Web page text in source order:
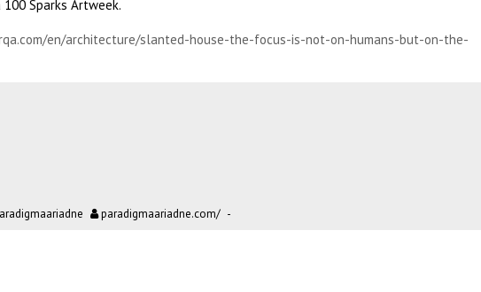
Sparks Artweek.
en/architecture/slanted-house-the-focus-is-not-on-humans-but-on-the-
paradigmaariadne.com/ -